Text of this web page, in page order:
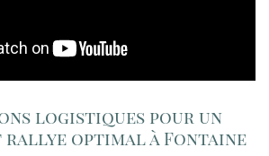
logistiques pour un
rallye optimal à Fontaine